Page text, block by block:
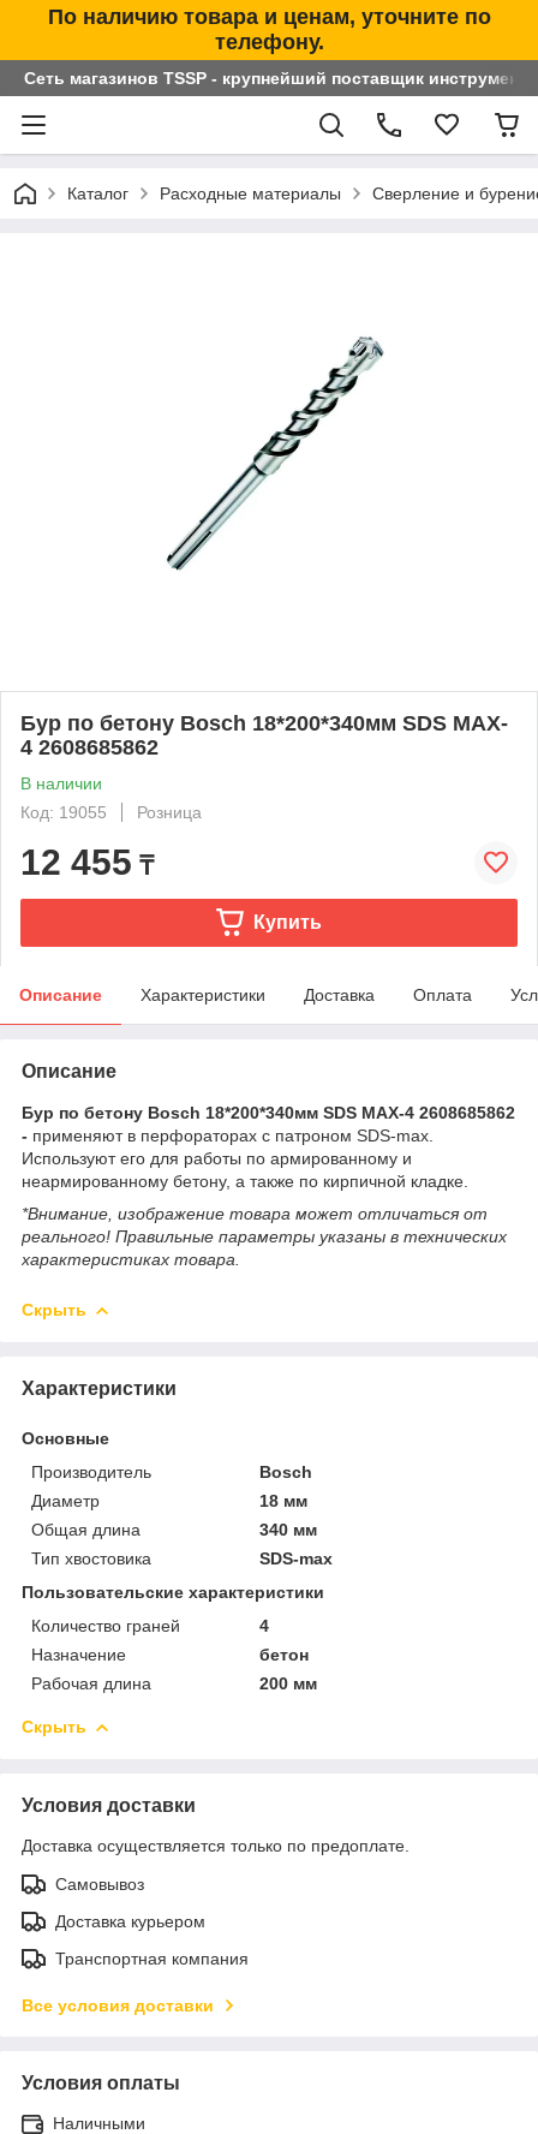
По наличию товара и ценам, уточните по
телефону.
Сеть магазинов TSSP - крупнейший поставщик
Каталог Расходные материалы Сверление и
Бур по бетону Bosch 18*200*340мм SDS MAX-
4 2608685862
В наличии
Код: 19055
Розница
12 455 ₸
Купить
Описание Характеристики Доставка Оплата
Описание
Бур по бетону Bosch 18*200*340мм SDS MAX-4 2608685862
- применяют в перфораторах с патроном SDS-max.
Используют его для работы по армированному и
неармированному бетону, а также по кирпичной кладке.
*Внимание, изображение товара может отличаться от
реального! Правильные параметры указаны в технических
характеристиках товара.
Скрыть
Характеристики
Основные
Производитель
Bosch
Диаметр
18 мм
Общая длина
340 мм
Тип хвостовика
SDS-max
Пользовательские характеристики
Количество граней
4
Назначение
бетон
Рабочая длина
200 мм
Скрыть
Условия доставки
Доставка осуществляется только по предоплате.
Самовывоз
Доставка курьером
Транспортная компания
Все условия доставки
Условия оплаты
Наличными